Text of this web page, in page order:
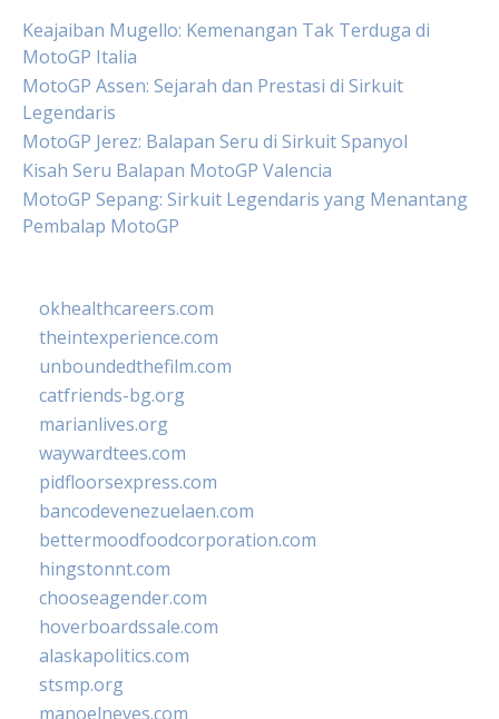
Keajaiban Mugello: Kemenangan Tak Terduga di
MotoGP Italia
MotoGP Assen: Sejarah dan Prestasi di Sirkuit
Legendaris
MotoGP Jerez: Balapan Seru di Sirkuit Spanyol
Kisah Seru Balapan MotoGP Valencia
MotoGP Sepang: Sirkuit Legendaris yang Menantang
Pembalap MotoGP
okhealthcareers.com
theintexperience.com
unboundedthefilm.com
catfriends-bg.org
marianlives.org
waywardtees.com
pidfloorsexpress.com
bancodevenezuelaen.com
bettermoodfoodcorporation.com
hingstonnt.com
chooseagender.com
hoverboardssale.com
alaskapolitics.com
stsmp.org
manoelneves.com